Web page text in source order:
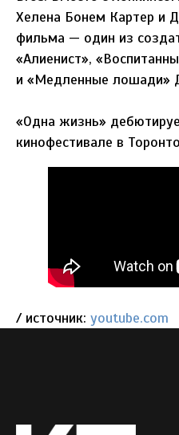
Хелена Бонем Картер и
фильма — один из
«Алиенист»,
и «Медленные лошади»
«Одна жизнь»
кинофестивале в
/ источник: youtube.com